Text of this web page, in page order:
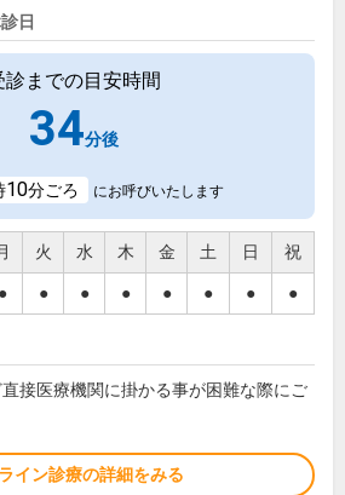
日
診までの目安時間
34分後
10分ごろ にお呼びいたします
火 水 木 金 土 日 祝
● ● ● ● ● ● ● ●
接医療機関に掛かる事が困難な際にご
イン診療の詳細をみる